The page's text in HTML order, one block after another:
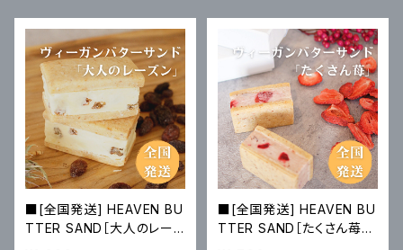
■[全国発送] HEAVEN BU
TTER SAND［大人のレー
ズン］3個、箱入り
■[全国発送] HEAVEN BU
TTER SAND［たくさん苺］3
個箱入